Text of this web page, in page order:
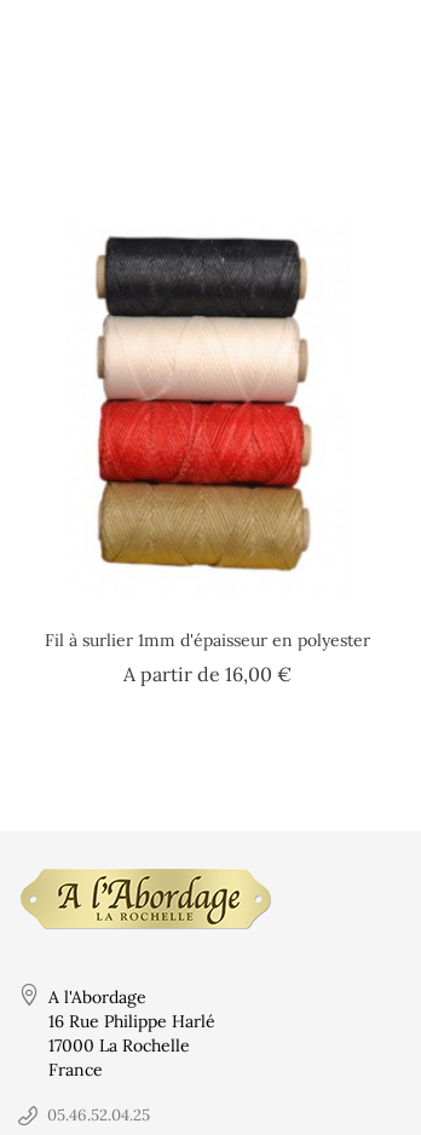
Fil à surlier 1mm d'épaisseur en polyester
A partir de16,00 €Prix
A l'Abordage
16 Rue Philippe Harlé
17000 La Rochelle
France
05.46.52.04.25